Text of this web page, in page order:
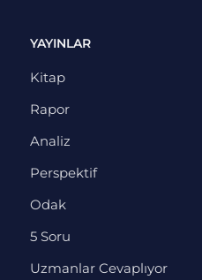
YAYINLAR
Kitap
Rapor
Analiz
Perspektif
Odak
5 Soru
Uzmanlar Cevaplıyor